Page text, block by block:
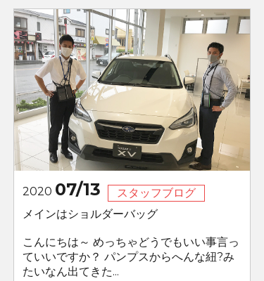
2020 07/13
スタッフブログ
メインはショルダーバッグ
こんにちは～ めっちゃどうでもいい事言っ
ていいですか？ パンプスからへんな紐?み
たいなん出てきた...